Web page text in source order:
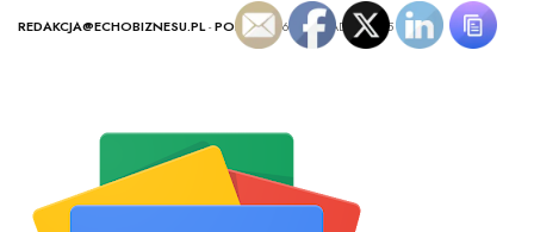
REDAKCJA@ECHOBIZNESU.PL-POLSKA - 16 LISTOPADA, 2025